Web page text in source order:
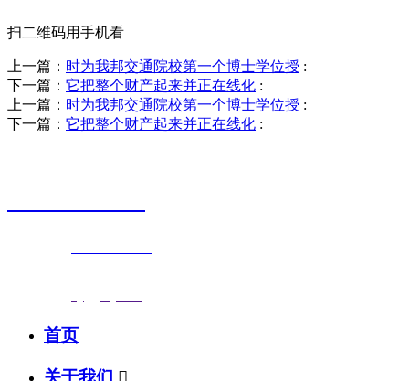
扫二维码用手机看
上一篇： 时为我邦交通院校第一个博士学位授 :
下一篇： 它把整个财产起来并正在线化 :
上一篇： 时为我邦交通院校第一个博士学位授 :
下一篇： 它把整个财产起来并正在线化 :
首页
关于我们 